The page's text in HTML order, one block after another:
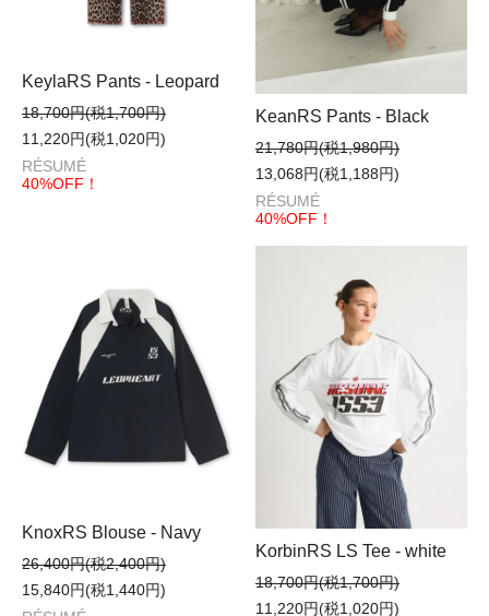
KeylaRS Pants - Leopard
18,700円(税1,700円)
11,220円(税1,020円)
RÉSUMÉ
40%OFF！
KeanRS Pants - Black
21,780円(税1,980円)
13,068円(税1,188円)
RÉSUMÉ
40%OFF！
KnoxRS Blouse - Navy
26,400円(税2,400円)
15,840円(税1,440円)
KorbinRS LS Tee - white
18,700円(税1,700円)
11,220円(税1,020円)